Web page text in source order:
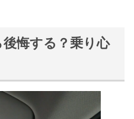
悔する？乗り心